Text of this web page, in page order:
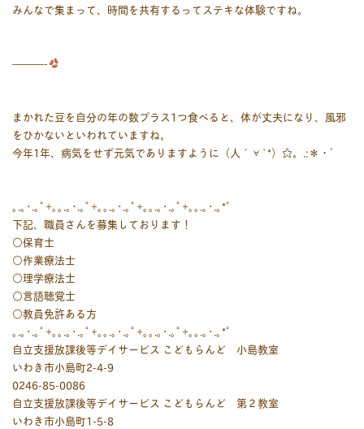
みんなで集まって、時間を共有するってステキな体験ですね。
———-
まかれた豆を自分の年の数プラス1つ食べると、体が丈夫になり、風邪
をひかないといわれていますね。
今年1年、病気をせず元気でありますように（人´∀`*）☆。.:＊・゜
｡.｡･.｡ﾟ+｡｡.｡･.｡ﾟ+｡｡.｡･.｡ﾟ+｡｡.｡･.｡ﾟ+｡｡.｡･.｡*ﾟ
下記、職員さんを募集しております！
○保育士
○作業療法士
○理学療法士
○言語聴覚士
○教員免許ある方
｡.｡･.｡ﾟ+｡｡.｡･.｡ﾟ+｡｡.｡･.｡ﾟ+｡｡.｡･.｡ﾟ+｡｡.｡･.｡*ﾟ
自立支援放課後等デイサービス こどもらんど 小島教室
いわき市小島町2-4-9
0246-85-0086
自立支援放課後等デイサービス こどもらんど 第２教室
いわき市小島町1-5-8